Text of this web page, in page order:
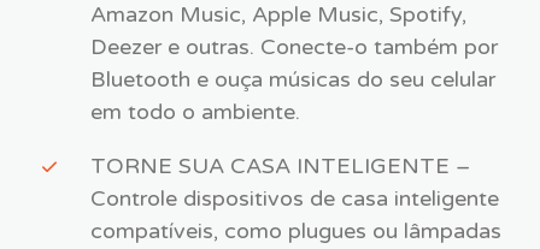
Amazon Music, Apple Music, Spotify,
Deezer e outras. Conecte-o também por
Bluetooth e ouça músicas do seu celular
em todo o ambiente.
TORNE SUA CASA INTELIGENTE –
Controle dispositivos de casa inteligente
compatíveis, como plugues ou lâmpadas